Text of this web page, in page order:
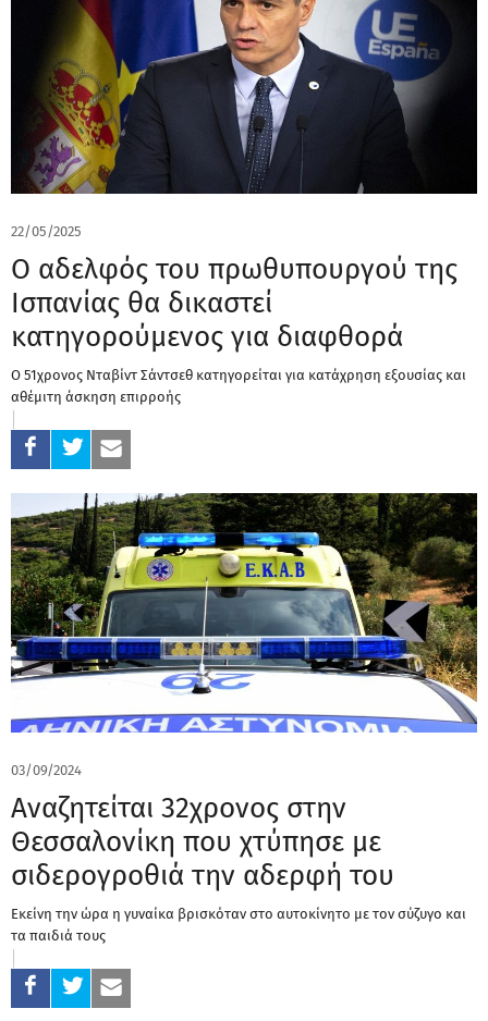
22/05/2025
Ο αδελφός του πρωθυπουργού της
Ισπανίας θα δικαστεί
κατηγορούμενος για διαφθορά
Ο 51χρονος Νταβίντ Σάντσεθ κατηγορείται για κατάχρηση εξουσίας και
αθέμιτη άσκηση επιρροής
03/09/2024
Αναζητείται 32χρονος στην
Θεσσαλονίκη που χτύπησε με
σιδερογροθιά την αδερφή του
Εκείνη την ώρα η γυναίκα βρισκόταν στο αυτοκίνητο με τον σύζυγο και
τα παιδιά τους